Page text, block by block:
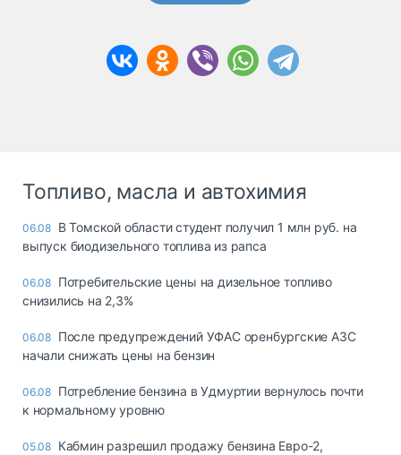
Топливо, масла и автохимия
06.08 В Томской области студент получил 1 млн руб. на
выпуск биодизельного топлива из рапса
06.08 Потребительские цены на дизельное топливо
снизились на 2,3%
06.08 После предупреждений УФАС оренбургские АЗС
начали снижать цены на бензин
06.08 Потребление бензина в Удмуртии вернулось почти
к нормальному уровню
05.08 Кабмин разрешил продажу бензина Евро-2,